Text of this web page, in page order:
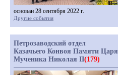
основан 28 сентября 2022 г.
Другие события
Петрозаводский отдел
Казачьего Конвоя Памяти Царя
Мученика Николая II(179)